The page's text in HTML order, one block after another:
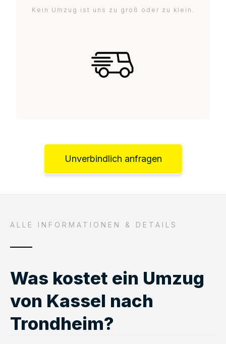
Kein Umzug ist uns zu groß oder zu klein.
Unverbindlich anfragen
ALLE INFORMATIONEN & DETAILS
Was kostet ein Umzug
von Kassel nach
Trondheim?